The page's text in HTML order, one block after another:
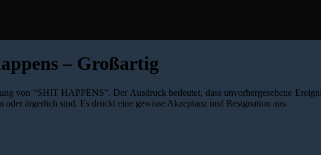
– Großartig
von “SHIT HAPPENS”. Der Ausdruck bedeutet, dass unvorhergesehene
oder ärgerlich sind. Es drückt eine gewisse Akzeptanz und Resignation aus.